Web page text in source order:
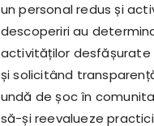
un personal redus și
descoperiri au
activităților
și solicitând
undă de șoc în
să-și reevalueze